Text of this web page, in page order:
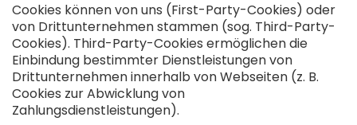
Cookies können von uns (First-Party-Cookies) oder
von Drittunternehmen stammen (sog. Third-Party-
Cookies). Third-Party-Cookies ermöglichen die
Einbindung bestimmter Dienstleistungen von
Drittunternehmen innerhalb von Webseiten (z. B.
Cookies zur Abwicklung von
Zahlungsdienstleistungen).